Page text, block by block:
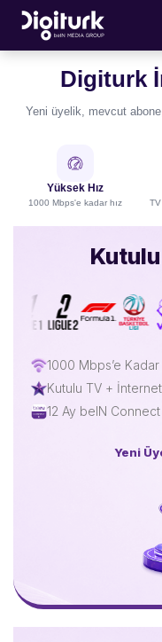
Digiturk
Yeni üyelik, mevcut
Yüksek Hız
1000 Mbps'e kadar hız
1000 Mbps’e
Kutulu TV +
12 Ay beIN
Yeni